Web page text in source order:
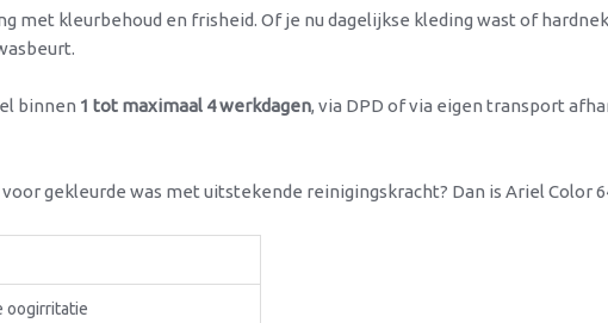
met kleurbehoud en frisheid. Of je nu dagelijkse kleding wast of
binnen 1 tot maximaal 4 werkdagen, via DPD of via eigen transport
gekleurde was met uitstekende reinigingskracht? Dan is Ariel Color
oogirritatie